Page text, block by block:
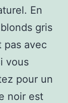
En
gris
pas avec
vous
pour un
noir est